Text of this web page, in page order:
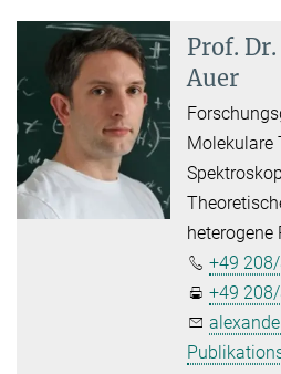
Prof.
Auer
Molekulare
heterogene
+49
+49